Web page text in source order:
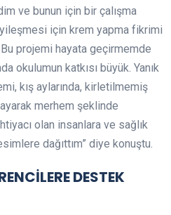
ve bunun için bir çalışma
için krem yapma fikrimi
projemi hayata geçirmemde
okulumun katkısı büyük. Yanık
kış aylarında, kirletilmemiş
merhem şeklinde
olan insanlara ve sağlık
dağıttım” diye konuştu.
DESTEK